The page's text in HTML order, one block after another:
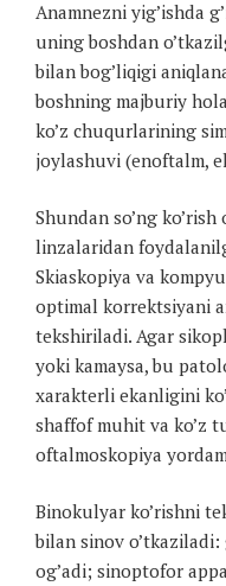
Anamnezni yig’ishda
uning boshdan
bilan bog’liqigi
boshning majburiy
ko’z chuqurlarining
joylashuvi (enoftalm,
Shundan so’ng
linzalaridan
Skiaskopiya va
optimal korrektsiyani
tekshiriladi. Agar
yoki kamaysa, bu
xarakterli ekanligini
shaffof muhit va ko’z
oftalmoskopiya
Binokulyar ko’rishni
bilan sinov o’tkaziladi:
og’adi; sinoptofor